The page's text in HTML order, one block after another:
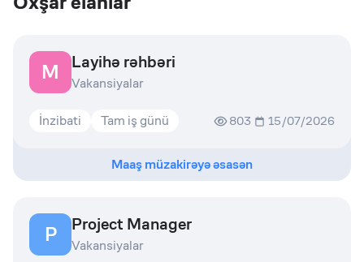
M Layihə rəhbəri
Vakansiyalar
İnzibati Tam iş günü 803 15/07/2026
Maaş müzakirəyə əsasən
P Project Manager
Vakansiyalar